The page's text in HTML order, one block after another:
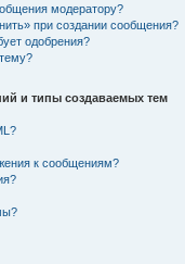
модератору?
при создании сообщения?
одобрения?
и типы создаваемых тем
к сообщениям?